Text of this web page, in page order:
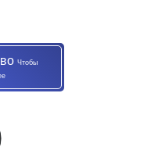
Чтобы